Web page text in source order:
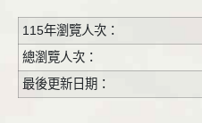
115年瀏覽人次：
總瀏覽人次：
最後更新日期：